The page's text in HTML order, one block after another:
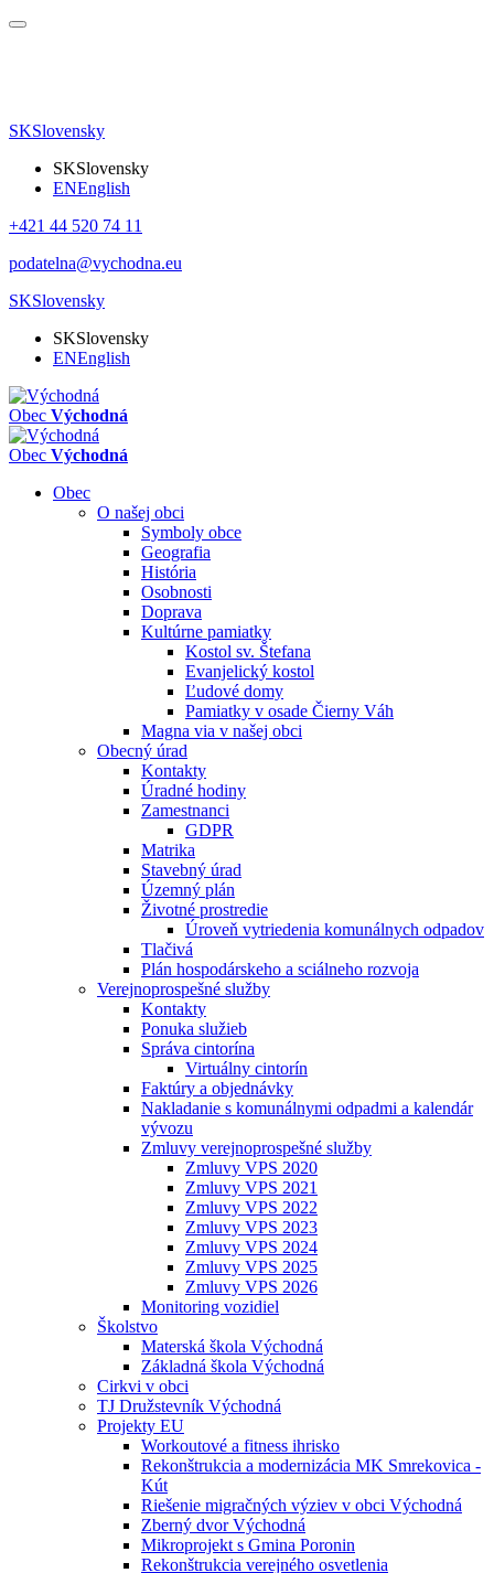
SKSlovensky
SKSlovensky
ENEnglish
+421 44 520 74 11
podatelna@vychodna.eu
SKSlovensky
SKSlovensky
ENEnglish
Obec Východná
Obec Východná
Obec
O našej obci
Symboly obce
Geografia
História
Osobnosti
Doprava
Kultúrne pamiatky
Kostol sv. Štefana
Evanjelický kostol
Ľudové domy
Pamiatky v osade Čierny Váh
Magna via v našej obci
Obecný úrad
Kontakty
Úradné hodiny
Zamestnanci
GDPR
Matrika
Stavebný úrad
Územný plán
Životné prostredie
Úroveň vytriedenia komunálnych odpadov
Tlačivá
Plán hospodárskeho a sciálneho rozvoja
Verejnoprospešné služby
Kontakty
Ponuka služieb
Správa cintorína
Virtuálny cintorín
Faktúry a objednávky
Nakladanie s komunálnymi odpadmi a kalendár
vývozu
Zmluvy verejnoprospešné služby
Zmluvy VPS 2020
Zmluvy VPS 2021
Zmluvy VPS 2022
Zmluvy VPS 2023
Zmluvy VPS 2024
Zmluvy VPS 2025
Zmluvy VPS 2026
Monitoring vozidiel
Školstvo
Materská škola Východná
Základná škola Východná
Cirkvi v obci
TJ Družstevník Východná
Projekty EU
Workoutové a fitness ihrisko
Rekonštrukcia a modernizácia MK Smrekovica -
Kút
Riešenie migračných výziev v obci Východná
Zberný dvor Východná
Mikroprojekt s Gmina Poronin
Rekonštrukcia verejného osvetlenia